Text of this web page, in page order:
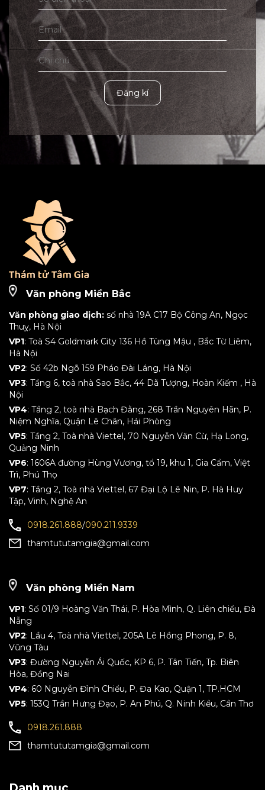
Đăng kí
Văn phòng Miền Bắc
Văn phòng giao dịch: số nhà 19A C17 Bộ Công An, Ngọc
Thuỵ, Hà Nội
VP1: Toà S4 Goldmark City 136 Hồ Tùng Mậu , Bắc Từ Liêm,
Hà Nội
VP2: Số 42b Ngõ 159 Pháo Đài Láng, Hà Nội
VP3: Tầng 6, toà nhà Sao Bắc, 44 Dã Tượng, Hoàn Kiếm , Hà
Nội
VP4: Tầng 2, toà nhà Bạch Đằng, 268 Trần Nguyên Hãn, P.
Niệm Nghĩa, Quận Lê Chân, Hải Phòng
VP5: Tầng 2, Toà nhà Viettel, 70 Nguyễn Văn Cừ, Hạ Long,
Quảng Ninh
VP6: 1606A đường Hùng Vương, tổ 19, khu 1, Gia Cẩm, Việt
Trì, Phú Thọ
VP7: Tầng 2, Toà nhà Viettel, 67 Đại Lộ Lê Nin, P. Hà Huy
Tập, Vinh, Nghệ An
0918.261.888/090.211.9339
thamtututamgia@gmail.com
Văn phòng Miền Nam
VP1: Số 01/9 Hoàng Văn Thái, P. Hòa Mình, Q. Liên chiểu, Đà
Nẵng
VP2: Lầu 4, Toà nhà Viettel, 205A Lê Hồng Phong, P. 8,
Vũng Tàu
VP3: Đường Nguyễn Ái Quốc, KP 6, P. Tân Tiến, Tp. Biên
Hòa, Đồng Nai
VP4: 60 Nguyễn Đình Chiểu, P. Đa Kao, Quận 1, TP.HCM
VP5: 153Q Trần Hưng Đạo, P. An Phú, Q. Ninh Kiều, Cần Thơ
0918.261.888
thamtututamgia@gmail.com